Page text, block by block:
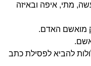
מתי, איפה ובאיזה
מואשם האדם.
להביא לפסילת כתב